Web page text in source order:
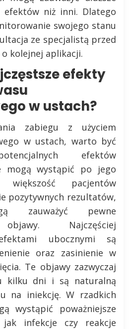
efektów niż inni. Dlatego
swojego stanu
ze specjalistą przed
kolejnej aplikacji.
efekty
w ustach?
zabiegu z użyciem
w ustach, warto być
efektów
mogą wystąpić po jego
większość pacjentów
pozytywnych rezultatów,
zauważyć pewne
Najczęściej
ubocznymi są
oraz zasinienie w
Te objawy zazwyczaj
kilku dni i są naturalną
na iniekcję. W rzadkich
wystąpić poważniejsze
infekcje czy reakcje